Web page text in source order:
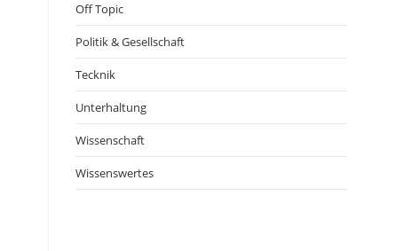
Off Topic
Politik & Gesellschaft
Tecknik
Unterhaltung
Wissenschaft
Wissenswertes